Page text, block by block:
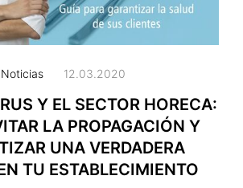
Noticias 12.03.2020
Y EL SECTOR HORECA:
LA PROPAGACIÓN Y
UNA VERDADERA
TU ESTABLECIMIENTO